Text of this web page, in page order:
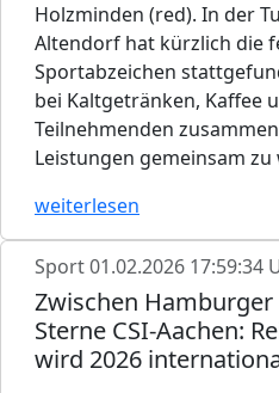
Holzminden (red). In der
Altendorf hat kürzlich die
Sportabzeichen
bei Kaltgetränken, Kaffee
Teilnehmenden
Leistungen gemeinsam
weiterlesen
Sport01.02.2026 17:59:34
Zwischen
Sterne CSI-Aachen:
wird 2026